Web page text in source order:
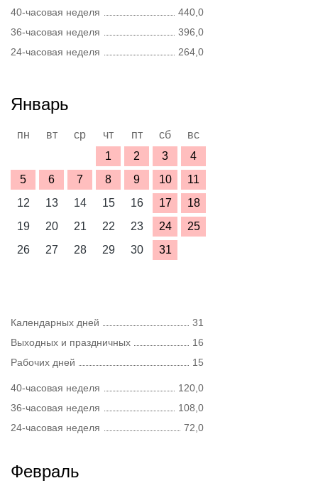
40-часовая неделя
440,0
36-часовая неделя
396,0
24-часовая неделя
264,0
Январь
пн вт ср чт пт сб
вс
1
2 3
4
5
6 7 8 9 10
11
12
13 14 15 16 17
18
19
20 21 22 23 24
25
26
27 28 29 30 31
Календарных дней
31
Выходных и праздничных
16
Рабочих дней
15
40-часовая неделя
120,0
36-часовая неделя
108,0
24-часовая неделя
72,0
Февраль